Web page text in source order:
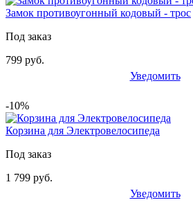
Замок противоугонный кодовый - трос
Под заказ
799 руб.
Уведомить
-10%
Корзина для Электровелосипеда
Под заказ
1 799 руб.
Уведомить